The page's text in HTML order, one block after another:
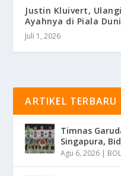
Justin Kluivert,
Ayahnya di Piala
Juli 1, 2026
ARTIKEL TERBARU
Timnas
Singapura,
Agu 6, 2026 |